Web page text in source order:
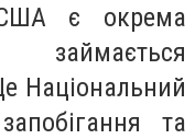
є окрема
Національний
та